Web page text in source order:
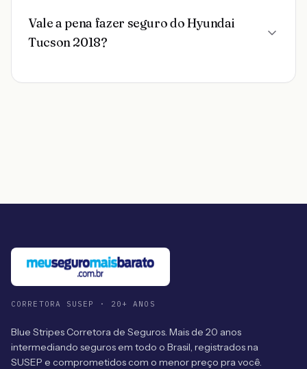
Vale a pena fazer seguro do Hyundai
Tucson 2018?
CORRETORA SUSEP · 20+ ANOS
Blue Stripes Corretora de Seguros. Mais de 20 anos
intermediando seguros em todo o Brasil, registrados na
SUSEP e comprometidos com o menor preço pra você.